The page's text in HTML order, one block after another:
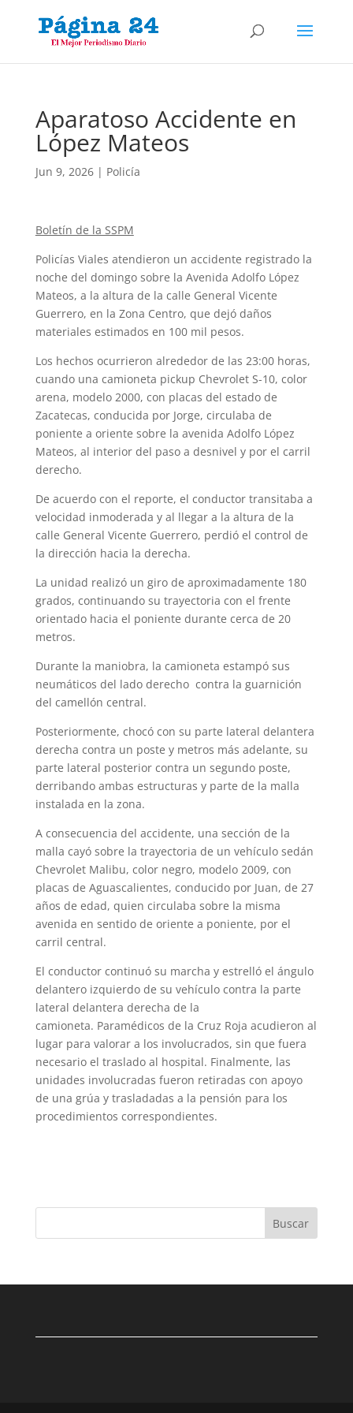
Aparatoso Accidente en
López Mateos
Jun 9, 2026| Policía
Boletín de la SSPM
Policías Viales atendieron un accidente registrado la
noche del domingo sobre la Avenida Adolfo López
Mateos, a la altura de la calle General Vicente
Guerrero, en la Zona Centro, que dejó daños
materiales estimados en 100 mil pesos.
Los hechos ocurrieron alrededor de las 23:00 horas,
cuando una camioneta pickup Chevrolet S-10, color
arena, modelo 2000, con placas del estado de
Zacatecas, conducida por Jorge, circulaba de
poniente a oriente sobre la avenida Adolfo López
Mateos, al interior del paso a desnivel y por el carril
derecho.
De acuerdo con el reporte, el conductor transitaba a
velocidad inmoderada y al llegar a la altura de la
calle General Vicente Guerrero, perdió el control de
la dirección hacia la derecha.
La unidad realizó un giro de aproximadamente 180
grados, continuando su trayectoria con el frente
orientado hacia el poniente durante cerca de 20
metros.
Durante la maniobra, la camioneta estampó sus
neumáticos del lado derecho contra la guarnición
del camellón central.
Posteriormente, chocó con su parte lateral delantera
derecha contra un poste y metros más adelante, su
parte lateral posterior contra un segundo poste,
derribando ambas estructuras y parte de la malla
instalada en la zona.
A consecuencia del accidente, una sección de la
malla cayó sobre la trayectoria de un vehículo sedán
Chevrolet Malibu, color negro, modelo 2009, con
placas de Aguascalientes, conducido por Juan, de 27
años de edad, quien circulaba sobre la misma
avenida en sentido de oriente a poniente, por el
carril central.
El conductor continuó su marcha y estrelló el ángulo
delantero izquierdo de su vehículo contra la parte
lateral delantera derecha de la
camioneta. Paramédicos de la Cruz Roja acudieron al
lugar para valorar a los involucrados, sin que fuera
necesario el traslado al hospital. Finalmente, las
unidades involucradas fueron retiradas con apoyo
de una grúa y trasladadas a la pensión para los
procedimientos correspondientes.
Buscar